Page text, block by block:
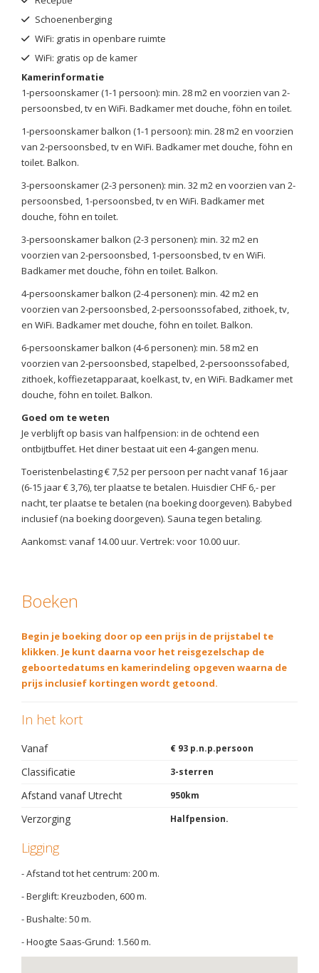
Schoenenberging
WiFi: gratis in openbare ruimte
WiFi: gratis op de kamer
Kamerinformatie
1-persoonskamer (1-1 persoon): min. 28 m2 en voorzien van 2-
persoonsbed, tv en WiFi. Badkamer met douche, föhn en toilet.
1-persoonskamer balkon (1-1 persoon): min. 28 m2 en voorzien
van 2-persoonsbed, tv en WiFi. Badkamer met douche, föhn en
toilet. Balkon.
3-persoonskamer (2-3 personen): min. 32 m2 en voorzien van 2-
persoonsbed, 1-persoonsbed, tv en WiFi. Badkamer met
douche, föhn en toilet.
3-persoonskamer balkon (2-3 personen): min. 32 m2 en
voorzien van 2-persoonsbed, 1-persoonsbed, tv en WiFi.
Badkamer met douche, föhn en toilet. Balkon.
4-persoonskamer balkon (2-4 personen): min. 42 m2 en
voorzien van 2-persoonsbed, 2-persoonssofabed, zithoek, tv,
en WiFi. Badkamer met douche, föhn en toilet. Balkon.
6-persoonskamer balkon (4-6 personen): min. 58 m2 en
voorzien van 2-persoonsbed, stapelbed, 2-persoonssofabed,
zithoek, koffiezetapparaat, koelkast, tv, en WiFi. Badkamer met
douche, föhn en toilet. Balkon.
Goed om te weten
Je verblijft op basis van halfpension: in de ochtend een
ontbijtbuffet. Het diner bestaat uit een 4-gangen menu.
Toeristenbelasting € 7,52 per persoon per nacht vanaf 16 jaar
(6-15 jaar € 3,76), ter plaatse te betalen. Huisdier CHF 6,- per
nacht, ter plaatse te betalen (na boeking doorgeven). Babybed
inclusief (na boeking doorgeven). Sauna tegen betaling.
Aankomst: vanaf 14.00 uur. Vertrek: voor 10.00 uur.
Boeken
Begin je boeking door op een prijs in de prijstabel te
klikken. Je kunt daarna voor het reisgezelschap de
geboortedatums en kamerindeling opgeven waarna de
prijs inclusief kortingen wordt getoond.
In het kort
Vanaf € 93 p.n.p.persoon
Classificatie 3-sterren
Afstand vanaf Utrecht 950km
Verzorging Halfpension.
Ligging
- Afstand tot het centrum: 200 m.
- Berglift: Kreuzboden, 600 m.
- Bushalte: 50 m.
- Hoogte Saas-Grund: 1.560 m.